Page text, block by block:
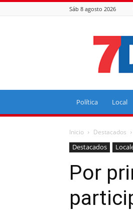
Sáb 8 agosto 2026
Política Local
Inicio Destacados
Destacados
Por